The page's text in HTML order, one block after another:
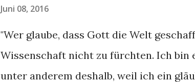
Juni 08, 2016
"Wer glaube, dass Gott die Welt
Wissenschaft nicht zu fürchten. Ich bin
unter anderem deshalb, weil ich ein